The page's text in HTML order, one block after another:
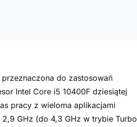
do zastosowań
Intel Core i5 10400F dziesiątej
pracy z wieloma aplikacjami
GHz (do 4,3 GHz w trybie Turbo